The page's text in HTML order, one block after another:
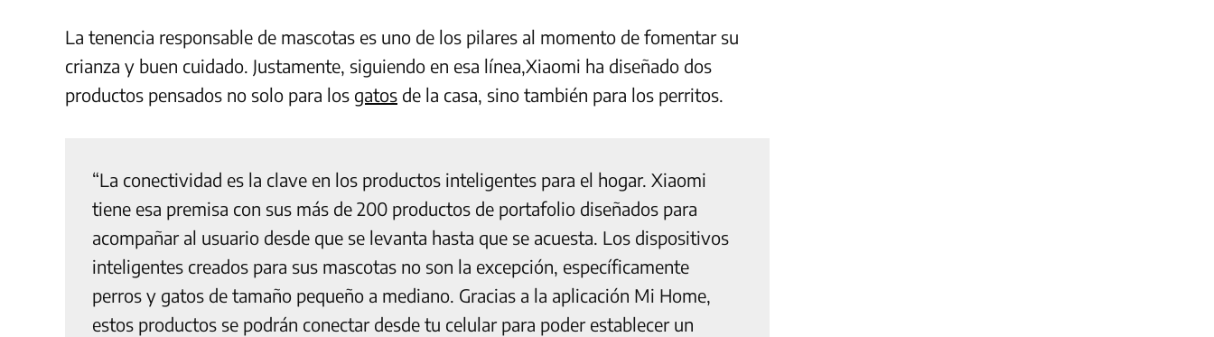
La tenencia responsable de mascotas es uno de los pilares al momento de fomentar su
crianza y buen cuidado. Justamente, siguiendo en esa línea,Xiaomi ha diseñado dos
productos pensados no solo para los gatos de la casa, sino también para los perritos.
“La conectividad es la clave en los productos inteligentes para el hogar. Xiaomi
tiene esa premisa con sus más de 200 productos de portafolio diseñados para
acompañar al usuario desde que se levanta hasta que se acuesta. Los dispositivos
inteligentes creados para sus mascotas no son la excepción, específicamente
perros y gatos de tamaño pequeño a mediano. Gracias a la aplicación Mi Home,
estos productos se podrán conectar desde tu celular para poder establecer un